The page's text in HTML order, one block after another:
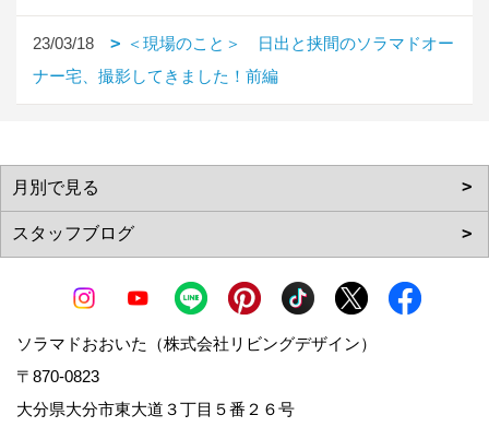
23/03/18
＜現場のこと＞ 日出と挟間のソラマドオー
ナー宅、撮影してきました！前編
ソラマドおおいた（株式会社リビングデザイン）
〒870-0823
大分県大分市東大道３丁目５番２６号